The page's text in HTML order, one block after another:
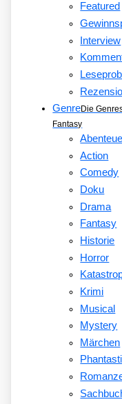
Featured
Interview
GenreDie
Fantasy
Action
Comedy
Doku
Drama
Fantasy
Historie
Horror
Krimi
Musical
Mystery
Märchen